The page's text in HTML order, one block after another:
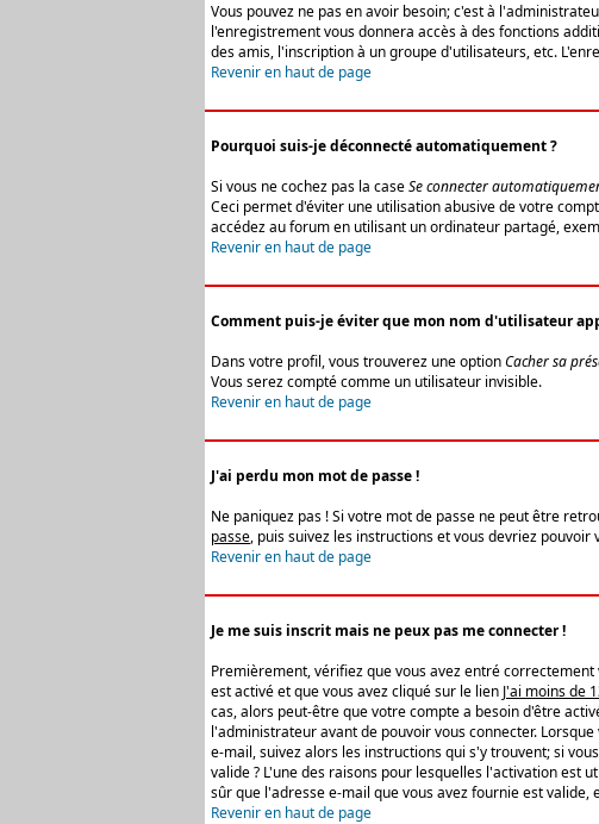
Vous pouvez ne pas en avoir besoin; c'est à
l'enregistrement vous donnera accès à des fonctions
des amis, l'inscription à un groupe d'utilisateurs, etc.
Revenir en haut de page
Pourquoi suis-je déconnecté automatiquement ?
Si vous ne cochez pas la caseSe connecter
Ceci permet d'éviter une utilisation abusive de votre
accédez au forum en utilisant un ordinateur partagé,
Revenir en haut de page
Comment puis-je éviter que mon nom d'utilisateur
Dans votre profil, vous trouverez une optionCacher sa
Vous serez compté comme un utilisateur invisible.
Revenir en haut de page
J'ai perdu mon mot de passe !
Ne paniquez pas ! Si votre mot de passe ne peut être
passe, puis suivez les instructions et vous devriez
Revenir en haut de page
Je me suis inscrit mais ne peux pas me connecter !
Premièrement, vérifiez que vous avez entré
est activé et que vous avez cliqué sur le lien J'ai moins de
cas, alors peut-être que votre compte a besoin d'être
l'administrateur avant de pouvoir vous connecter.
e-mail, suivez alors les instructions qui s'y trouvent; si
valide ? L'une des raisons pour lesquelles l'activation est
sûr que l'adresse e-mail que vous avez fournie est
Revenir en haut de page